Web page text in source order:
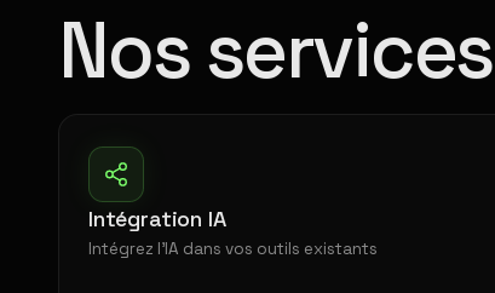
Nos
Intégration IA
Intégrez l'IA dans vos outils existants